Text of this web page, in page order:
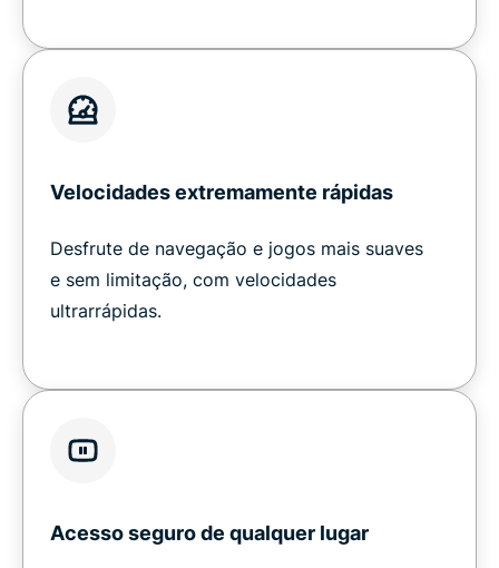
Velocidades extremamente rápidas
Desfrute de navegação e jogos mais suaves
e sem limitação, com velocidades
ultrarrápidas.
Acesso seguro de qualquer lugar